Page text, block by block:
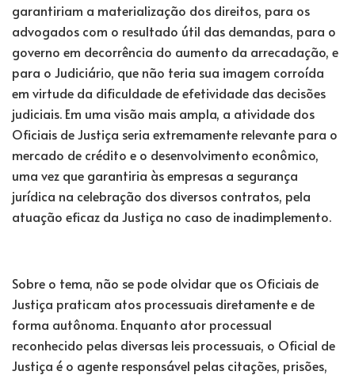
garantiriam a materialização dos direitos, para os
advogados com o resultado útil das demandas, para o
governo em decorrência do aumento da arrecadação, e
para o Judiciário, que não teria sua imagem corroída
em virtude da dificuldade de efetividade das decisões
judiciais. Em uma visão mais ampla, a atividade dos
Oficiais de Justiça seria extremamente relevante para o
mercado de crédito e o desenvolvimento econômico,
uma vez que garantiria às empresas a segurança
jurídica na celebração dos diversos contratos, pela
atuação eficaz da Justiça no caso de inadimplemento.
Sobre o tema, não se pode olvidar que os Oficiais de
Justiça praticam atos processuais diretamente e de
forma autônoma. Enquanto ator processual
reconhecido pelas diversas leis processuais, o Oficial de
Justiça é o agente responsável pelas citações, prisões,